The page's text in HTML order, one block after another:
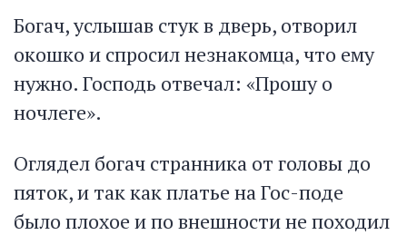
Богач, услышав стук в дверь, отворил
окошко и спросил незнакомца, что ему
нужно. Господь отвечал: «Прошу о
ночлеге».
Оглядел богач странника от головы до
пяток, и так как платье на Гос-поде
было плохое и по внешности не походил